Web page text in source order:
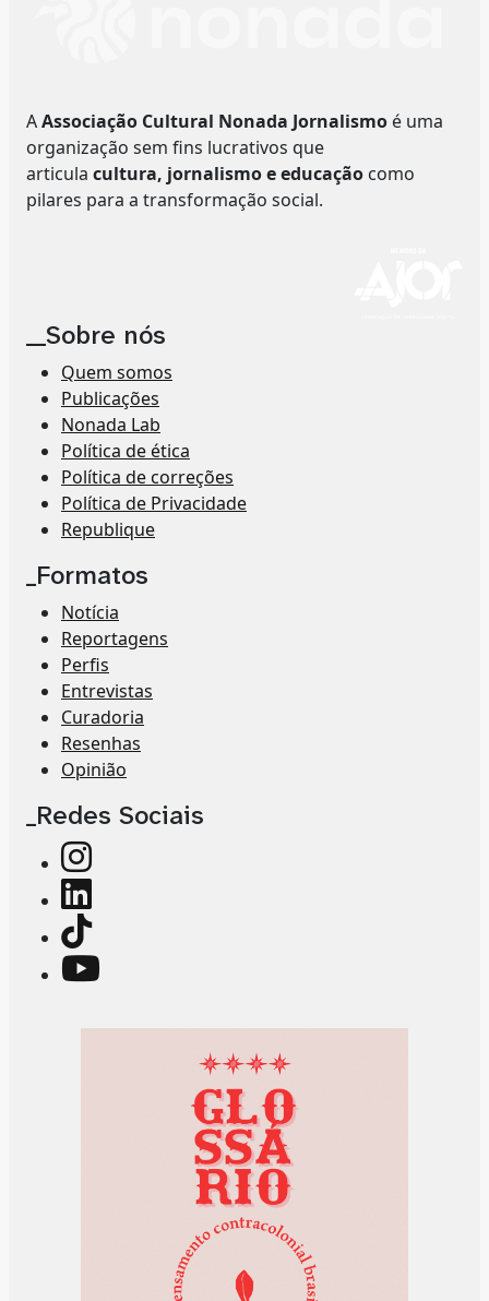
AAssociação Cultural Nonada Jornalismo é uma
organização sem fins lucrativos que
articula cultura, jornalismo e educação como
pilares para a transformação social.
__Sobre nós
Quem somos
Publicações
Nonada Lab
Política de ética
Política de correções
Política de Privacidade
Republique
_Formatos
Notícia
Reportagens
Perfis
Entrevistas
Curadoria
Resenhas
Opinião
_Redes Sociais